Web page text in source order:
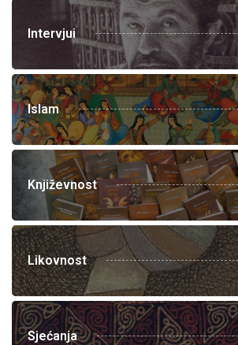
Intervjui
Islam
Književnost
Likovnost
Sjećanja